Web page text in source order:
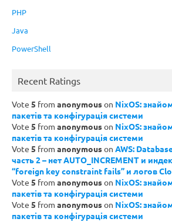
PHP
Java
PowerShell
Recent Ratings
Vote 5 from anonymouson NixOS:
пакетів та конфігурація системи
Vote 5 from anonymouson NixOS:
пакетів та конфігурація системи
Vote 5 from anonymouson AWS:
часть 2 – нет AUTO_INCREMENT и
“foreign key constraint fails” и логов
Vote 5 from anonymouson NixOS:
пакетів та конфігурація системи
Vote 5 from anonymouson NixOS:
пакетів та конфігурація системи